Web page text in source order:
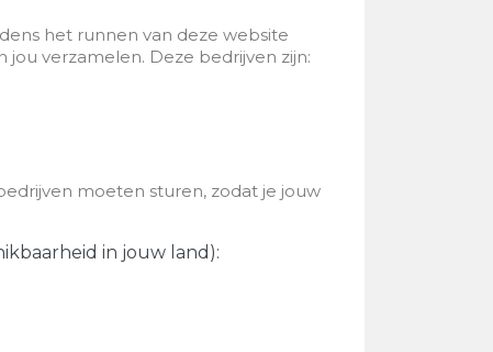
het runnen van deze website
verzamelen. Deze bedrijven zijn:
moeten sturen, zodat je jouw
in jouw land):